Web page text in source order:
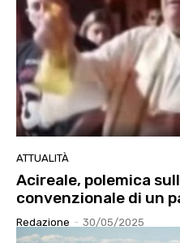
ATTUALITÀ
Acireale, polemica
convenzionale di un
Redazione - 30/05/2025